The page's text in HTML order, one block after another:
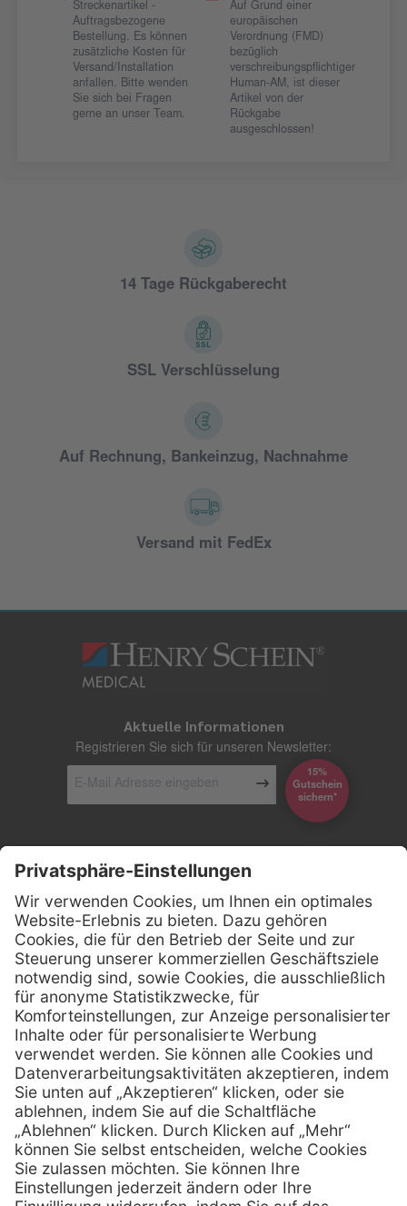
Streckenartikel -
Auftragsbezogene
Bestellung. Es können
zusätzliche Kosten für
Versand/Installation
anfallen. Bitte wenden
Sie sich bei Fragen
gerne an unser Team.
Auf Grund einer
europäischen
Verordnung (FMD)
bezüglich
verschreibungspflichtiger
Human-AM, ist dieser
Artikel von der
Rückgabe
ausgeschlossen!
14 Tage Rückgaberecht
SSL Verschlüsselung
Auf Rechnung, Bankeinzug, Nachnahme
Versand mit FedEx
Aktuelle Informationen
Registrieren Sie sich für unseren Newsletter:
15%
Gutschein
*sichern
Kontakt
Firmensitz
Henry Schein Medical GmbH
Alt-Moabit 96 b
D-10559 Berlin
Telefon: 0800 - 888 777 6
Telefax: 0800 - 888 777 8
E-Mail: info @ henryschein-med.de
Services
Fernwartung
Vorteile
Eigenmarke
Hilfe
FAQs
Kontakt
Lob & Kritik